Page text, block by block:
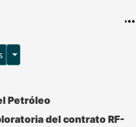
Opciones para exportar
al exportar el cuadro
Petróleo
del contrato RF-